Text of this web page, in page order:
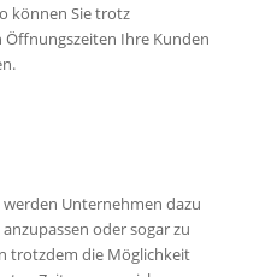
können Sie trotz
Öffnungszeiten Ihre Kunden
Unternehmen dazu
oder sogar zu
trotzdem die Möglichkeit